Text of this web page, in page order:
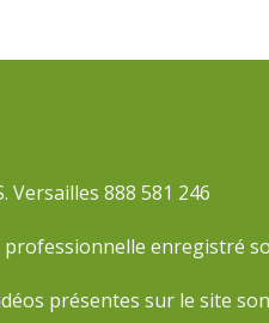
Versailles 888 581 246
enregistré
présentes sur le site